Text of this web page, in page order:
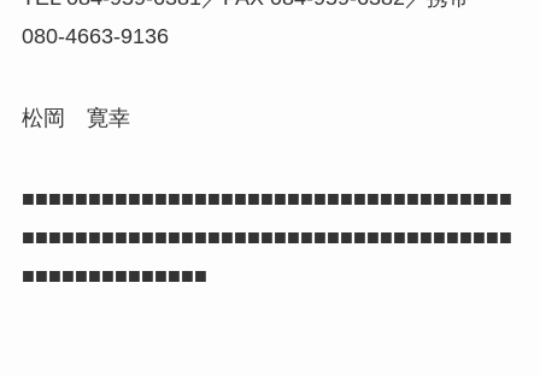
080-4663-9136
松岡 寛幸
■■■■■■■■■■■■■■■■■■■■■■■■■■■■■■■■■■■■■
■■■■■■■■■■■■■■■■■■■■■■■■■■■■■■■■■■■■■
■■■■■■■■■■■■■■